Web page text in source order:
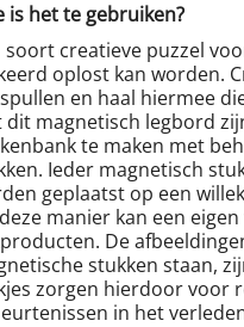
is het te gebruiken?
soort creatieve puzzel
oplost kan worden.
en haal hiermee
dit magnetisch legbord
te maken met
Ieder magnetisch
geplaatst op een
manier kan een
De
stukken staan,
zorgen hierdoor voor
in het